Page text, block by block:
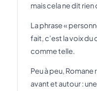
mais cela ne dit rien
La phrase «
fait, c’est la voix du
comme telle.
Peu à peu,
avant et autour :